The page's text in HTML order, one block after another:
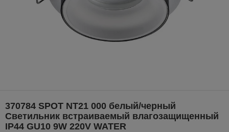
370784 SPOT NT21 000 белый/черный
Светильник встраиваемый влагозащищенный
IP44 GU10 9W 220V WATER